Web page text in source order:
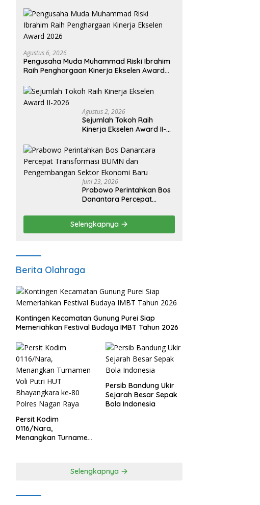
Agustus 6, 2026
Pengusaha Muda Muhammad Riski Ibrahim
Raih Penghargaan Kinerja Ekselen Award
Agustus 2, 2026
Sejumlah Tokoh Raih
Kinerja Ekselen Award II-
Juni 23, 2026
Prabowo Perintahkan Bos
Danantara Percepat
Pengembangan Sektor
Ekonomi Baru
Selengkapnya
Berita Olahraga
Kontingen Kecamatan Gunung Purei Siap
Memeriahkan Festival Budaya IMBT Tahun 2026
Persit Kodim
0116/Nara,
Menangkan Turnamen
Persib Bandung Ukir
Sejarah Besar Sepak
Bola Indonesia
Selengkapnya